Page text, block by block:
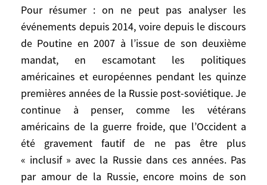
Pour résumer : on ne peut pas analyser les
événements depuis 2014, voire depuis le discours
de Poutine en 2007 à l’issue de son deuxième
mandat, en escamotant les politiques
américaines et européennes pendant les quinze
premières années de la Russie post-soviétique. Je
continue à penser, comme les vétérans
américains de la guerre froide, que l’Occident a
été gravement fautif de ne pas être plus
« inclusif » avec la Russie dans ces années. Pas
par amour de la Russie, encore moins de son
dans l’OTAN (de toute façon, leur influence
aux États-Unis était telle que cela ce serait
fait malgré l’opposition en 1998 de 41
experts américains du niveau de Nitze ou
McNamara). Mais alors cela a été une faute
de ne pas intégrer cet élargissement dans
un ensemble de sécurité plus vaste en
Europe, incluant la Russie, comme le
préconisait Henry Kissinger. Une autre
faute, de la part de l’UE cette fois, a été de
concevoir l’accord d’association avec
l’Ukraine comme devant la couper